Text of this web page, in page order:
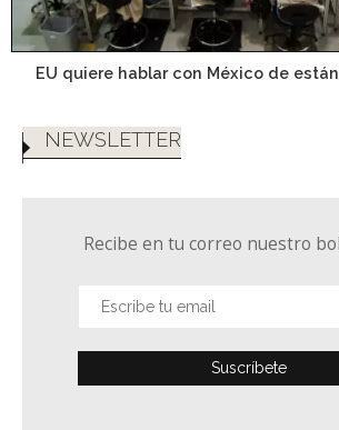
EU quiere hablar con México de
NEWSLETTER
Recibe en tu correo nuestro